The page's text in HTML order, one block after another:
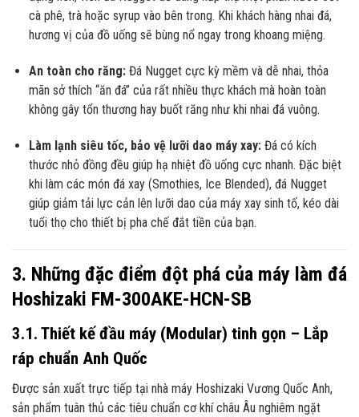
cà phê, trà hoặc syrup vào bên trong. Khi khách hàng nhai đá,
hương vị của đồ uống sẽ bùng nổ ngay trong khoang miệng.
An toàn cho răng:Đá Nugget cực kỳ mềm và dễ nhai, thỏa
mãn sở thích “ăn đá” của rất nhiều thực khách mà hoàn toàn
không gây tổn thương hay buốt răng như khi nhai đá vuông.
Làm lạnh siêu tốc, bảo vệ lưỡi dao máy xay:Đá có kích
thước nhỏ đồng đều giúp hạ nhiệt đồ uống cực nhanh. Đặc biệt
khi làm các món đá xay (Smothies, Ice Blended), đá Nugget
giúp giảm tải lực cản lên lưỡi dao của máy xay sinh tố, kéo dài
tuổi thọ cho thiết bị pha chế đắt tiền của bạn.
3. Những đặc điểm đột phá của máy làm đá
Hoshizaki FM-300AKE-HCN-SB
3.1. Thiết kế đầu máy (Modular) tinh gọn – Lắp
ráp chuẩn Anh Quốc
Được sản xuất trực tiếp tại nhà máy Hoshizaki Vương Quốc Anh,
sản phẩm tuân thủ các tiêu chuẩn cơ khí châu Âu nghiêm ngặt